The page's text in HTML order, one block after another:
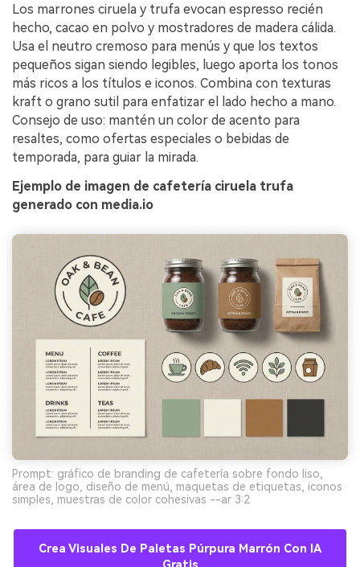
Los marrones ciruela y trufa evocan espresso recién
hecho, cacao en polvo y mostradores de madera cálida.
Usa el neutro cremoso para menús y que los textos
pequeños sigan siendo legibles, luego aporta los tonos
más ricos a los títulos e iconos. Combina con texturas
kraft o grano sutil para enfatizar el lado hecho a mano.
Consejo de uso: mantén un color de acento para
resaltes, como ofertas especiales o bebidas de
temporada, para guiar la mirada.
Ejemplo de imagen de cafetería ciruela trufa
generado con media.io
Prompt: gráfico de branding de cafetería sobre fondo liso,
área de logo, diseño de menú, maquetas de etiquetas, iconos
simples, muestras de color cohesivas --ar 3:2
Crea Visuales De Paletas Púrpura Marrón Con IA